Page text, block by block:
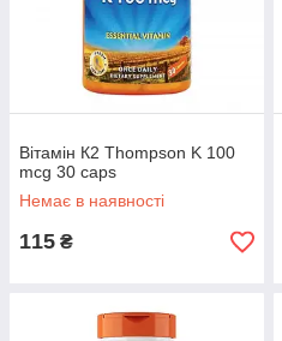
Вітамін К2 Thompson K 100
mcg 30 caps
Немає в наявності
115 ₴